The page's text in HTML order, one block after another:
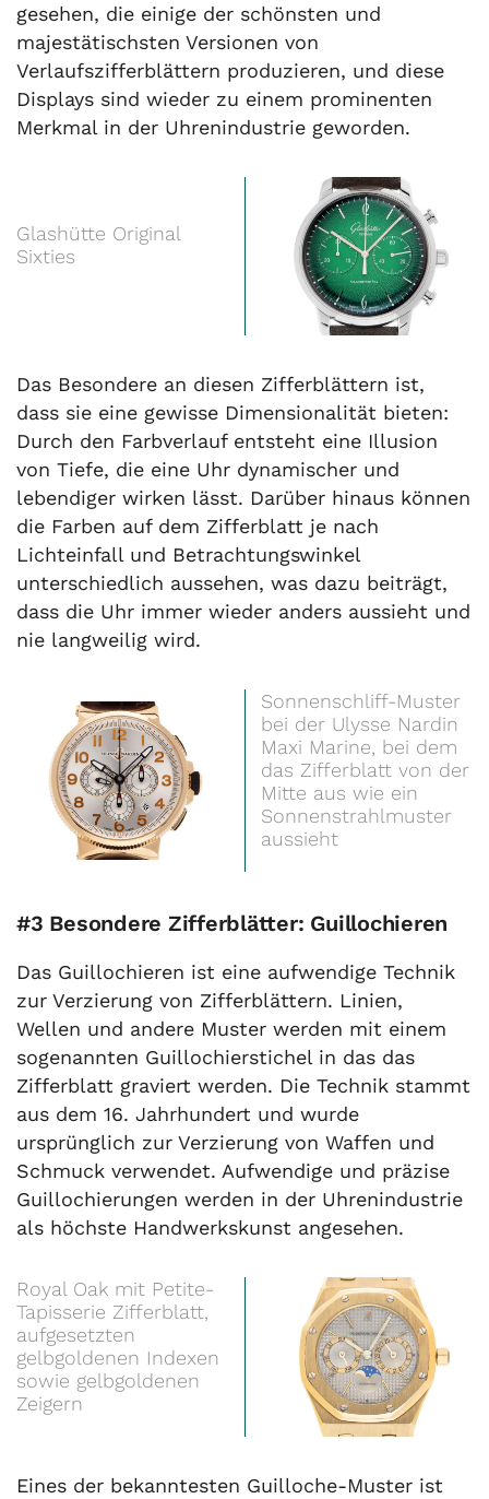
gesehen, die einige der schönsten und
majestätischsten Versionen von
Verlaufszifferblättern produzieren, und diese
Displays sind wieder zu einem prominenten
Merkmal in der Uhrenindustrie geworden.
Glashütte Original
Sixties
Das Besondere an diesen Zifferblättern ist,
dass sie eine gewisse Dimensionalität bieten:
Durch den Farbverlauf entsteht eine Illusion
von Tiefe, die eine Uhr dynamischer und
lebendiger wirken lässt. Darüber hinaus können
die Farben auf dem Zifferblatt je nach
Lichteinfall und Betrachtungswinkel
unterschiedlich aussehen, was dazu beiträgt,
dass die Uhr immer wieder anders aussieht und
nie langweilig wird.
Sonnenschliff-Muster
bei der Ulysse Nardin
Maxi Marine, bei dem
das Zifferblatt von der
Mitte aus wie ein
Sonnenstrahlmuster
aussieht
#3 Besondere Zifferblätter: Guillochieren
Das Guillochieren ist eine aufwendige Technik
zur Verzierung von Zifferblättern. Linien,
Wellen und andere Muster werden mit einem
sogenannten Guillochierstichel in das das
Zifferblatt graviert werden. Die Technik stammt
aus dem 16. Jahrhundert und wurde
ursprünglich zur Verzierung von Waffen und
Schmuck verwendet. Aufwendige und präzise
Guillochierungen werden in der Uhrenindustrie
als höchste Handwerkskunst angesehen.
Royal Oak mit Petite-
Tapisserie Zifferblatt,
aufgesetzten
gelbgoldenen Indexen
sowie gelbgoldenen
Zeigern
Eines der bekanntesten Guilloche-Muster ist